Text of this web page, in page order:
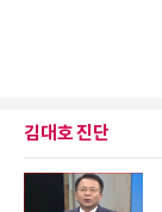
김대호 진단